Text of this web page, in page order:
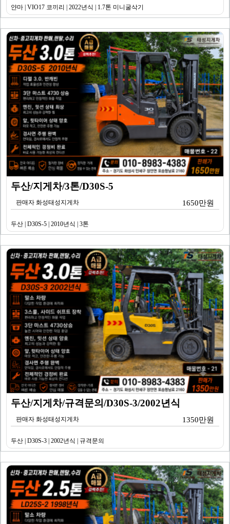
얀마 | VIO17 코끼리 | 2022년식 | 1.7톤 미니굴삭기
두산/지게차/3톤/D30S-5
판매자 화성태성지게차 1650만원
두산 | D30S-5 | 2010년식 | 3톤
두산/지게차/규격문의/D30S-3/2002년식
판매자 화성태성지게차 1350만원
두산 | D30S-3 | 2002년식 | 규격문의